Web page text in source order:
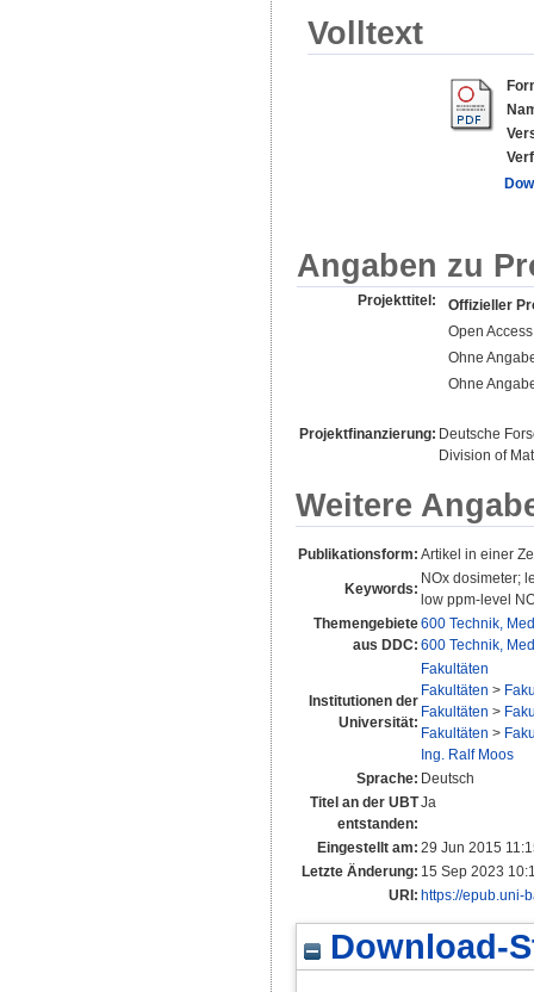
Volltext
Angaben zu
Projekttitel:
Offizieller
Open
Ohne
Ohne
Projektfinanzierung: Deutsche
Division of
Weitere
Publikationsform: Artikel in einer
Keywords:
NOx dosimeter;
low ppm-level
Themengebiete
aus DDC:
600 Technik,
600 Technik,
Institutionen der
Universität:
Fakultäten
Fakultäten >
Fakultäten >
Fakultäten >
Ing. Ralf Moos
Sprache: Deutsch
Titel an der UBT
entstanden:
Ja
Eingestellt am: 29 Jun 2015
Letzte Änderung: 15 Sep 2023
URI: https://epub.uni-
Download-